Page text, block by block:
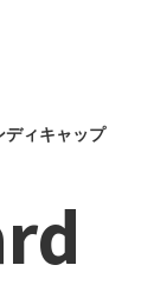
ディキャップ